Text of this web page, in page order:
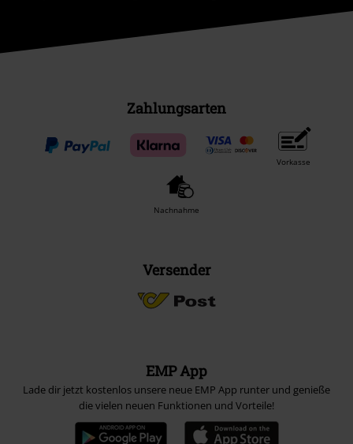
Zahlungsarten
Vorkasse
Nachnahme
Versender
EMP App
Lade dir jetzt kostenlos unsere neue EMP App runter und genieße
die vielen neuen Funktionen und Vorteile!